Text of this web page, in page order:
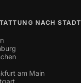
NACH STADT
am Main